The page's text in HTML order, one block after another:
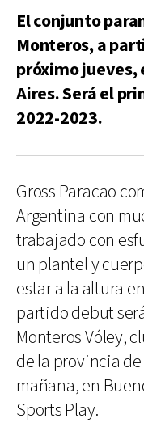
El conjunto
Monteros, a
próximo jueves,
Aires. Será el
2022-2023.
Gross Paracao
Argentina con
trabajado con
un plantel y
estar a la altura
partido debut
Monteros Vóley,
de la provincia
mañana, en
Sports Play.